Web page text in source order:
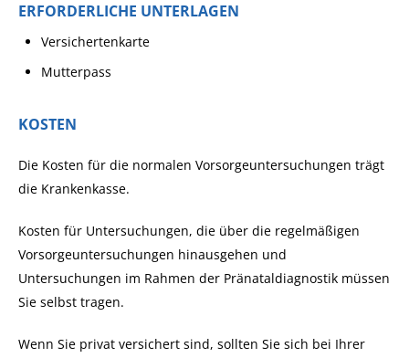
ERFORDERLICHE UNTERLAGEN
Versichertenkarte
Mutterpass
KOSTEN
Die Kosten für die normalen Vorsorgeuntersuchungen trägt
die Krankenkasse.
Kosten für Untersuchungen, die über die regelmäßigen
Vorsorgeuntersuchungen hinausgehen und
Untersuchungen im Rahmen der Pränataldiagnostik müssen
Sie selbst tragen.
Wenn Sie privat versichert sind, sollten Sie sich bei Ihrer